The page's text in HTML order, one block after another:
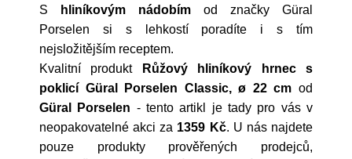
S hliníkovým nádobím od značky Güral
Porselen si s lehkostí poradíte i s tím
nejsložitějším receptem.
Kvalitní produkt
Růžový hliníkový hrnec s
poklicí Güral Porselen Classic, ø 22 cm od
Güral Porselen - tento artikl je tady pro vás v
neopakovatelné akci za 1359 Kč. U nás najdete
pouze produkty prověřených prodejců,